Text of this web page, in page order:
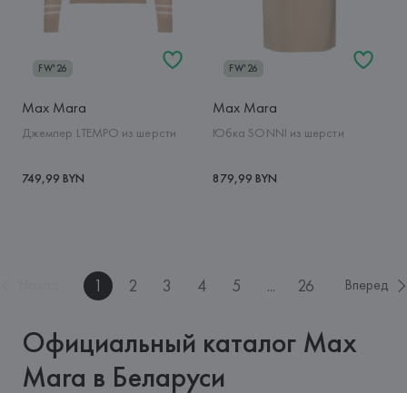
FW'26
Max Mara
Джемпер LTEMPO из шерсти
749,99 BYN
FW'26
Max Mara
Юбка SONNI из шерсти
879,99 BYN
1 2 3 4 5 ... 26 Вперед
Официальный каталог Max
Mara в Беларуси